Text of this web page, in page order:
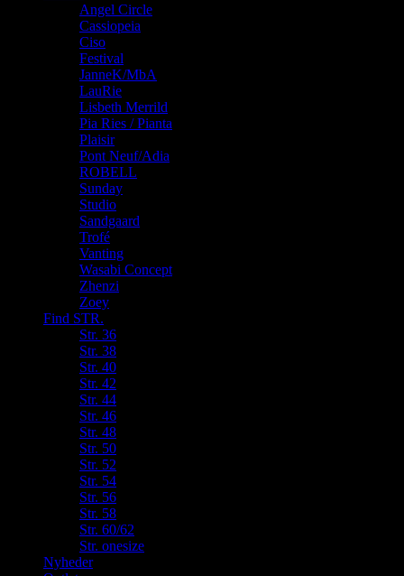
Angel Circle
Cassiopeia
Ciso
Festival
JanneK/MbA
LauRie
Lisbeth Merrild
Pia Ries / Pianta
Plaisir
Pont Neuf/Adia
ROBELL
Sunday
Studio
Sandgaard
Trofé
Vanting
Wasabi Concept
Zhenzi
Zoey
Find STR.
Str. 36
Str. 38
Str. 40
Str. 42
Str. 44
Str. 46
Str. 48
Str. 50
Str. 52
Str. 54
Str. 56
Str. 58
Str. 60/62
Str. onesize
Nyheder